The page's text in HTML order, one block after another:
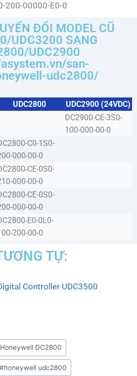
200-00000-E0-0
ĐỔI MODEL CŨ
UDC3200 SANG
UDC2900
san-
udc2800/
UDC2800
UDC2900 (24VDC)
DC2900-CE-3S0-
100-000-00-0
C0-1S0-
000-00-0
CE-0S0-
000-00-0
CE-0S0-
000-00-0
E0-0L0-
200-00-0
TỰ:
Controller UDC3500
Honeywell DC2800
#honeywell udc2800